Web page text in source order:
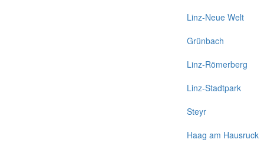
Linz-Neue Welt
Grünbach
Linz-Römerberg
Linz-Stadtpark
Steyr
Haag am Hausruck